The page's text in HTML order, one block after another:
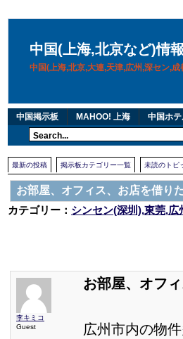
中国(上海,北京など)情
中国(上海,北京,大連,天津,広州,深セン,
中国掲示板 MAHOO! 上海 中国ホ
最新の投稿 掲示板カテゴリー一覧 未読のトピ
お部屋、オフィス、お店を借り
カテゴリー： シンセン(深圳),東莞,広
李キミコ
Guest
お部屋、オフ
広州市内の物